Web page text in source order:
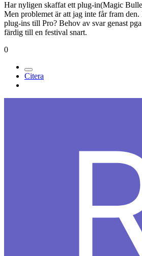
Har nyligen skaffat ett plug-in(Magic
Men problemet är att jag inte får fram
plug-ins till Pro? Behov av svar genast
färdig till en festival snart.
0
Citera